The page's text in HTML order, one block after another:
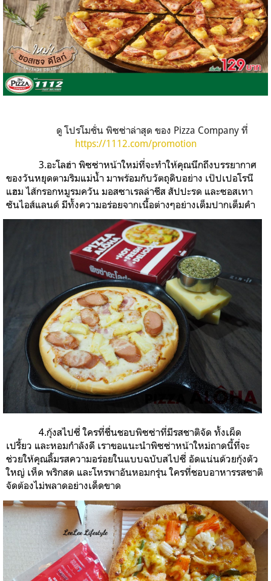
ดู โปรโมชั่น พิซซ่าล่าสุด ของ Pizza Company ที่
https://1112.com/promotion
3.อะโลฮ่า พิซซ่าหน้าใหม่ที่จะทำให้คุณนึกถึงบรรยากาศ
ของวันหยุดตามริมแม่น้ำ มาพร้อมกับวัตถุดิบอย่าง เป๊ปเปอโรนี
แฮม ไส้กรอกหมูรมควัน มอสซาเรลล่าชีส สัปปะรด และซอสเทา
ซันไอส์แลนด์ มีทั้งความอร่อยจากเนื้อต่างๆอย่างเต็มปากเต็มคำ
4.กุ้งสไปซี่ ใครที่ชื่นชอบพิซซ่าที่มีรสชาติจัด ทั้งเผ็ด
เปรี้ยว และหอมกำลังดี เราขอแนะนำพิซซ่าหน้าใหม่ถาดนี้ที่จะ
ช่วยให้คุณลิ้มรสความอร่อยในแบบฉบับสไปซี่ อัดแน่นด้วยกุ้งตัว
ใหญ่ เห็ด พริกสด และโหรพาอันหอมกรุ่น ใครที่ชอบอาหารรสชาติ
จัดต้องไม่พลาดอย่างเด็ดขาด